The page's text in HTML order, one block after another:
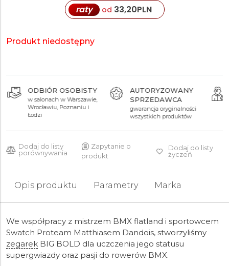
raty od 33,20PLN
Produkt niedostępny
ODBIÓR OSOBISTY
w salonach w Warszawie,
Wrocławiu, Poznaniu i
Łodzi
AUTORYZOWANY
SPRZEDAWCA
gwarancja oryginalności
wszystkich produktów
Dodaj do listy
porównywania
Zapytanie o
produkt
Dodaj do listy
życzeń
Opis produktu Parametry Marka
We współpracy z mistrzem BMX flatland i sportowcem
Swatch Proteam Matthiasem Dandois, stworzyliśmy
zegarek BIG BOLD dla uczczenia jego statusu
supergwiazdy oraz pasji do rowerów BMX.